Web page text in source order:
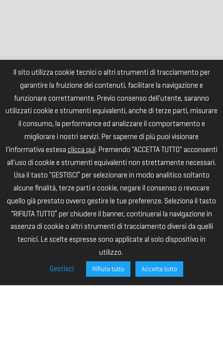
Il sito utilizza cookie tecnici o altri strumenti di tracciamento per
garantire la fruizione dei contenuti, facilitare la navigazione e
funzionare correttamente. Previo consenso dell'utente, saranno
utilizzati cookie e strumenti equivalenti, anche di terze parti, misurare
il consumo, la performance ed analizzare il comportamento e
migliorare i nostri servizi. Per saperne di più puoi visionare
l'informativa estesa clicca qui. Premendo "ACCETTA TUTTO" acconsenti
all'uso di cookie e strumenti equivalenti non strettamente necessari.
Usa il tasto "GESTISCI” per selezionare in modo analitico soltanto
alcune finalità, terze parti e cookie, negare il consenso o revocare
quello già prestato ovvero gestire le tue preferenze. Seleziona il tasto
“RIFIUTA TUTTO” per chiudere il banner, continuerai la navigazione in
assenza di cookie o altri strumenti di tracciamento diversi da quelli
tecnici. Le scelte espresse sono applicate al solo dispositivo in
utilizzo.
Gestisci
Rifiuta tutto Accetta tutto